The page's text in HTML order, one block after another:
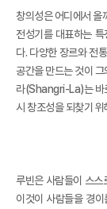
창의성은 어디에서 올
전성기를 대표하는
다. 다양한 장르와 전
공간을 만드는 것이
라(Shangri-La)는 바
시 창조성을 되찾기
루빈은 사람들이 스스
이것이 사람들을 경